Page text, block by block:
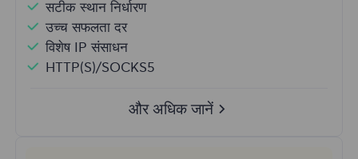
सटीक स्थान निर्धारण
उच्च सफलता दर
विशेष IP संसाधन
HTTP(S)/SOCKS5
और अधिक जानें